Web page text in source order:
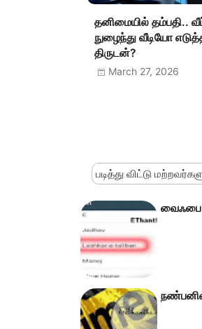
தனிமையில் தம்பதி..
நுழைந்து வீடியோ
திருடன்?
March 27, 2026
படித்து விட்டு
வைஃபை